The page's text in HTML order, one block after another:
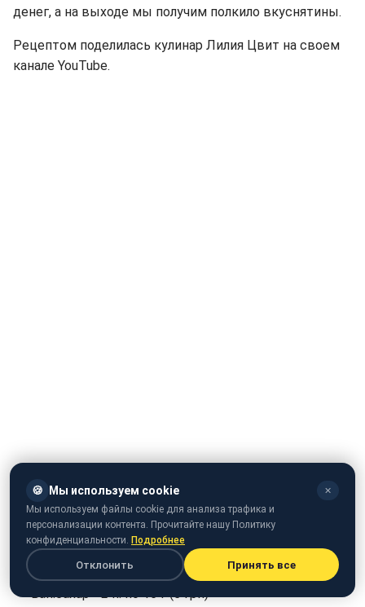
денег, а на выходе мы получим полкило вкуснятины.
Рецептом поделилась кулинар Лилия Цвит на своем
канале YouTube.
Составляющие и стоимость:
яйцо - 1 шт. (3 грн)
вода - 100 мл
масло - 100 мл (7 грн)
ван.сахар - 2 п. по 16 г (5 грн)
🍪 Мы используем cookie ✕
Мы используем файлы cookie для анализа трафика и
персонализации контента. Прочитайте нашу Политику
конфиденциальности. Подробнее
Отклонить Принять все